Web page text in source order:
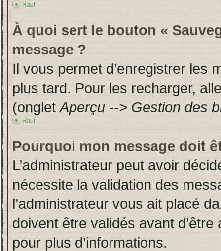
Haut
À quoi sert le bouton «
message ?
Il vous permet d’enregistrer les
plus tard. Pour les recharger,
(ongletAperçu --> Gestion des
Haut
Pourquoi mon message doit
L’administrateur peut avoir
nécessite la validation des
l’administrateur vous ait placé
doivent être validés avant
pour plus d’informations.